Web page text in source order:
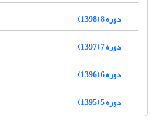
دوره 8 (1398)
دوره 7 (1397)
دوره 6 (1396)
دوره 5 (1395)